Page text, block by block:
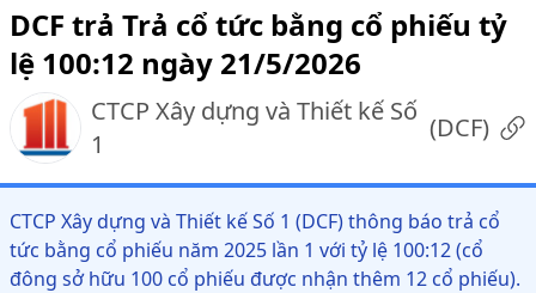
DCF trả Trả cổ tức bằng cổ phiếu tỷ
lệ 100:12 ngày 21/5/2026
CTCP Xây dựng và Thiết kế Số
1
(DCF)
CTCP Xây dựng và Thiết kế Số 1 (DCF) thông báo trả cổ
tức bằng cổ phiếu năm 2025 lần 1 với tỷ lệ 100:12 (cổ
đông sở hữu 100 cổ phiếu được nhận thêm 12 cổ phiếu).